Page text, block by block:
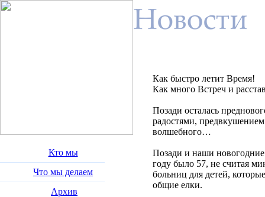
Кто мы
Что мы делаем
Архив
Как быстро летит Время!
Как много Встреч и
Позади осталась
радостями,
волшебного…
Позади и наши
году было 57, не считая
больниц для детей,
общие елки.